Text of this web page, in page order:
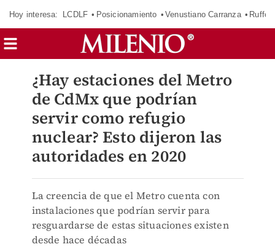
Hoy interesa: LCDLF Posicionamiento Venustiano Carranza Ruffo
¿Hay estaciones del Metro
de CdMx que podrían
servir como refugio
nuclear? Esto dijeron las
autoridades en 2020
La creencia de que el Metro cuenta con
instalaciones que podrían servir para
resguardarse de estas situaciones existen
desde hace décadas